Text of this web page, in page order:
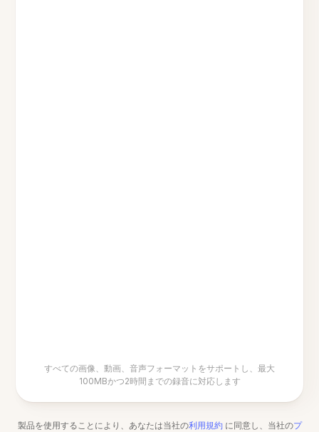
すべての画像、動画、音声フォーマットをサポートし、最大
100MBかつ2時間までの録音に対応します
製品を使用することにより、あなたは当社の利用規約 に同意し、当社のプ